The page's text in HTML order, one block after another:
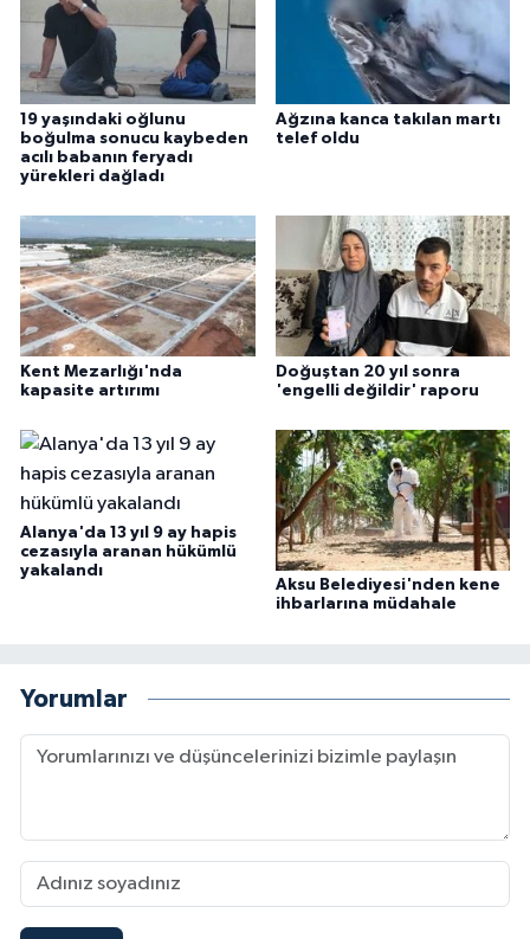
19 yaşındaki oğlunu
boğulma sonucu kaybeden
acılı babanın feryadı
yürekleri dağladı
Ağzına kanca takılan martı
telef oldu
Kent Mezarlığı'nda
kapasite artırımı
Doğuştan 20 yıl sonra
'engelli değildir' raporu
Alanya'da 13 yıl 9 ay hapis
cezasıyla aranan hükümlü
yakalandı
Aksu Belediyesi'nden kene
ihbarlarına müdahale
Yorumlar